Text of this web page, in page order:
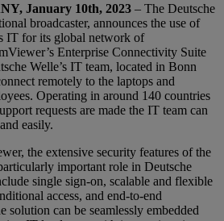
January 10th, 2023 – The Deutsche
broadcaster, announces the use of
IT for its global network of
Enterprise Connectivity Suite
Welle’s IT team, located in Bonn
remotely to the laptops and
Operating in around 140 countries
requests are made the IT team can
easily.
the extensive security features of the
important role in Deutsche
single sign-on, scalable and flexible
access, and end-to-end
solution can be seamlessly embedded